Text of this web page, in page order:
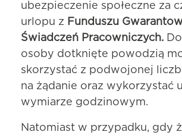
ubezpieczenie społeczne za
urlopu z Funduszu
Świadczeń Pracowniczych.
osoby dotknięte powodzią
skorzystać z podwojonej
na żądanie oraz wykorzystać
wymiarze godzinowym.
Natomiast w przypadku, gdy